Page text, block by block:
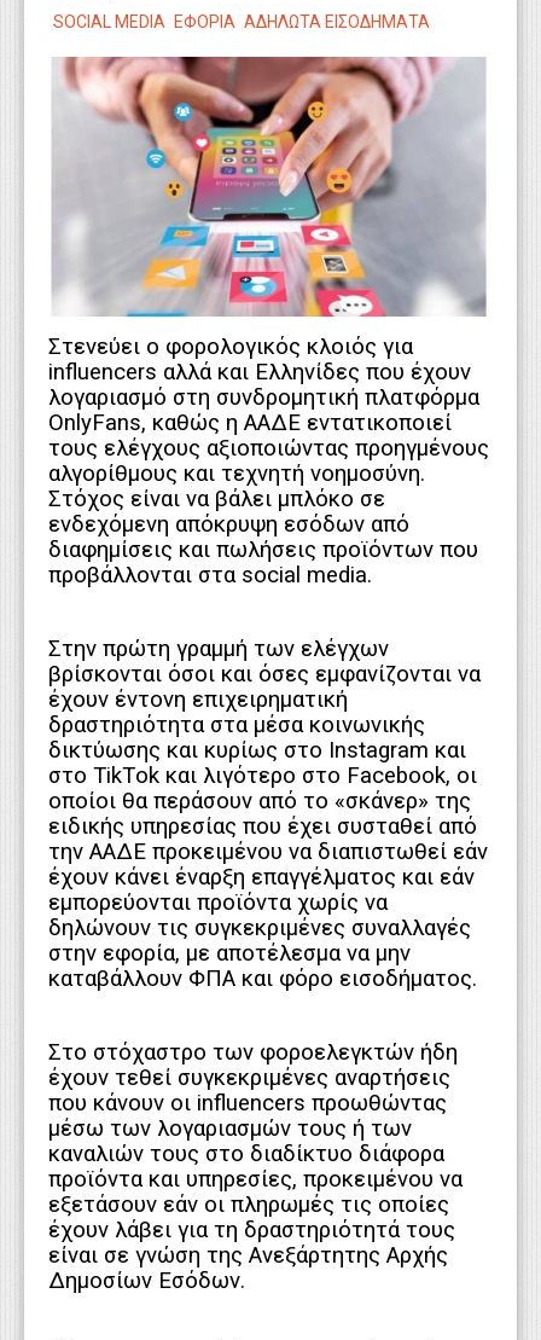
SOCIAL MEDIA ΕΦΟΡΙΑ ΑΔΗΛΩΤΑ ΕΙΣΟΔΗΜΑΤΑ
Στενεύει ο φορολογικός κλοιός για
influencers αλλά και Ελληνίδες που έχουν
λογαριασμό στη συνδρομητική πλατφόρμα
OnlyFans, καθώς η ΑΑΔΕ εντατικοποιεί
τους ελέγχους αξιοποιώντας προηγμένους
αλγορίθμους και τεχνητή νοημοσύνη.
Στόχος είναι να βάλει μπλόκο σε
ενδεχόμενη απόκρυψη εσόδων από
διαφημίσεις και πωλήσεις προϊόντων που
προβάλλονται στα social media.
Στην πρώτη γραμμή των ελέγχων
βρίσκονται όσοι και όσες εμφανίζονται να
έχουν έντονη επιχειρηματική
δραστηριότητα στα μέσα κοινωνικής
δικτύωσης και κυρίως στο Instagram και
στο ΤikΤok και λιγότερο στο Facebook, οι
οποίοι θα περάσουν από το «σκάνερ» της
ειδικής υπηρεσίας που έχει συσταθεί από
την ΑΑΔΕ προκειμένου να διαπιστωθεί εάν
έχουν κάνει έναρξη επαγγέλματος και εάν
εμπορεύονται προϊόντα χωρίς να
δηλώνουν τις συγκεκριμένες συναλλαγές
στην εφορία, με αποτέλεσμα να μην
καταβάλλουν ΦΠΑ και φόρο εισοδήματος.
Στο στόχαστρο των φοροελεγκτών ήδη
έχουν τεθεί συγκεκριμένες αναρτήσεις
που κάνουν οι influencers προωθώντας
μέσω των λογαριασμών τους ή των
καναλιών τους στο διαδίκτυο διάφορα
προϊόντα και υπηρεσίες, προκειμένου να
εξετάσουν εάν οι πληρωμές τις οποίες
έχουν λάβει για τη δραστηριότητά τους
είναι σε γνώση της Ανεξάρτητης Αρχής
Δημοσίων Εσόδων.
WEBTV